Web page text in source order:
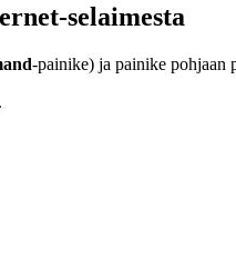
selaimesta
-painike) ja painike pohjaan